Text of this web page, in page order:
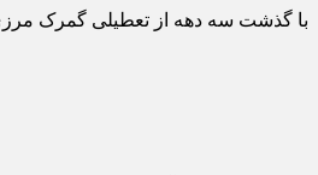
با گذشت سه دهه از تعطیلی گمرک